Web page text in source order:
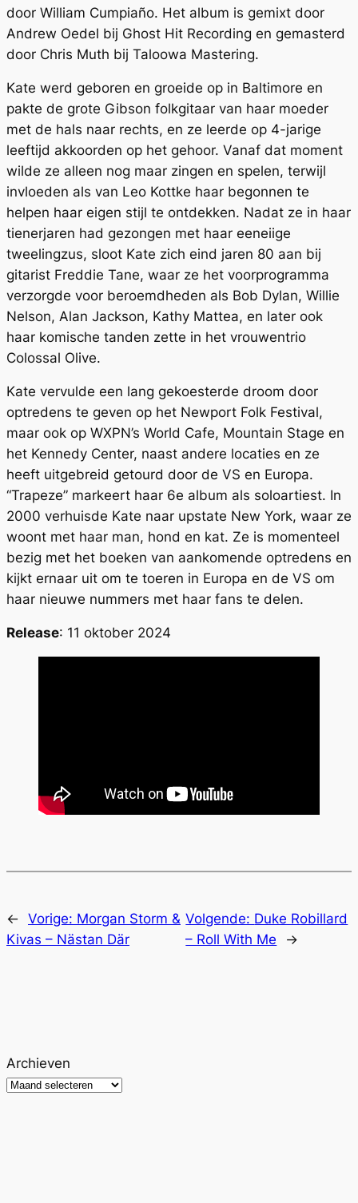
door William Cumpiaño. Het album is gemixt door
Andrew Oedel bij Ghost Hit Recording en gemasterd
door Chris Muth bij Taloowa Mastering.
Kate werd geboren en groeide op in Baltimore en
pakte de grote Gibson folkgitaar van haar moeder
met de hals naar rechts, en ze leerde op 4-jarige
leeftijd akkoorden op het gehoor. Vanaf dat moment
wilde ze alleen nog maar zingen en spelen, terwijl
invloeden als van Leo Kottke haar begonnen te
helpen haar eigen stijl te ontdekken. Nadat ze in haar
tienerjaren had gezongen met haar eeneiige
tweelingzus, sloot Kate zich eind jaren 80 aan bij
gitarist Freddie Tane, waar ze het voorprogramma
verzorgde voor beroemdheden als Bob Dylan, Willie
Nelson, Alan Jackson, Kathy Mattea, en later ook
haar komische tanden zette in het vrouwentrio
Colossal Olive.
Kate vervulde een lang gekoesterde droom door
optredens te geven op het Newport Folk Festival,
maar ook op WXPN’s World Cafe, Mountain Stage en
het Kennedy Center, naast andere locaties en ze
heeft uitgebreid getourd door de VS en Europa.
“Trapeze” markeert haar 6e album als soloartiest. In
2000 verhuisde Kate naar upstate New York, waar ze
woont met haar man, hond en kat. Ze is momenteel
bezig met het boeken van aankomende optredens en
kijkt ernaar uit om te toeren in Europa en de VS om
haar nieuwe nummers met haar fans te delen.
Release: 11 oktober 2024
← Vorige: Morgan Storm &
Kivas – Nästan Där
Volgende: Duke Robillard
– Roll With Me
→
Archieven